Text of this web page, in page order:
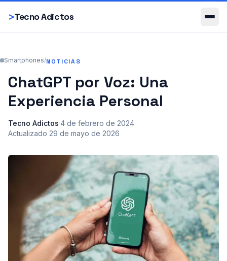
>Tecno Adictos
Smartphones
Smartphones/NOTICIAS
ChatGPT por Voz: Una
Experiencia Personal
Tecno Adictos·4 de febrero de 2024·
Actualizado 29 de mayo de 2026